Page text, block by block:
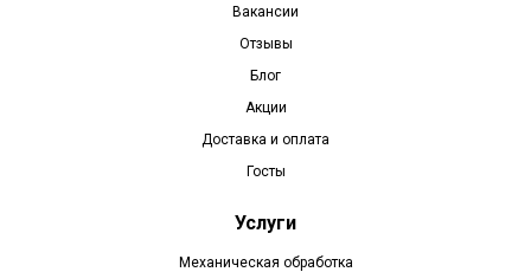
Вакансии
Отзывы
Блог
Акции
Доставка и оплата
Госты
Услуги
Механическая обработка